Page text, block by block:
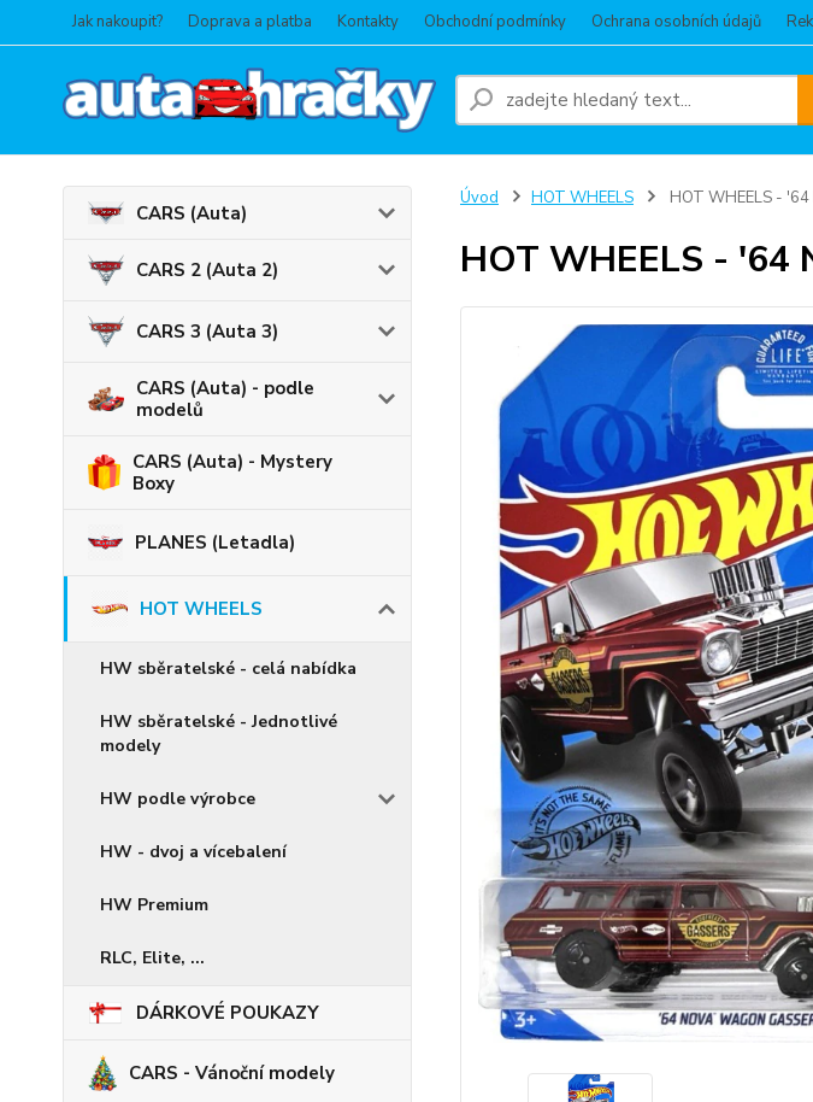
Jak nakoupit? Doprava a platba Kontakty Obchodní podmínky Ochrana osobních údajů
CARS (Auta)
CARS 2 (Auta 2)
CARS 3 (Auta 3)
CARS (Auta) - podle
modelů
CARS (Auta) - Mystery
Boxy
PLANES (Letadla)
HOT WHEELS
HW sběratelské - celá nabídka
HW sběratelské - Jednotlivé
modely
HW podle výrobce
HW - dvoj a vícebalení
HW Premium
RLC, Elite, ...
DÁRKOVÉ POUKAZY
CARS - Vánoční modely
Úvod HOT WHEELS HOT WHEELS -
HOT WHEELS - '64